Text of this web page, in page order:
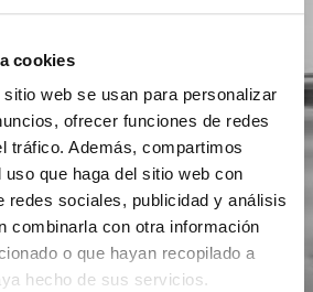
cookies
web se usan para personalizar
ofrecer funciones de redes
tráfico. Además, compartimos
que haga del sitio web con
redes sociales, publicidad y análisis
combinarla con otra información
o que hayan recopilado a
hecho de sus servicios.